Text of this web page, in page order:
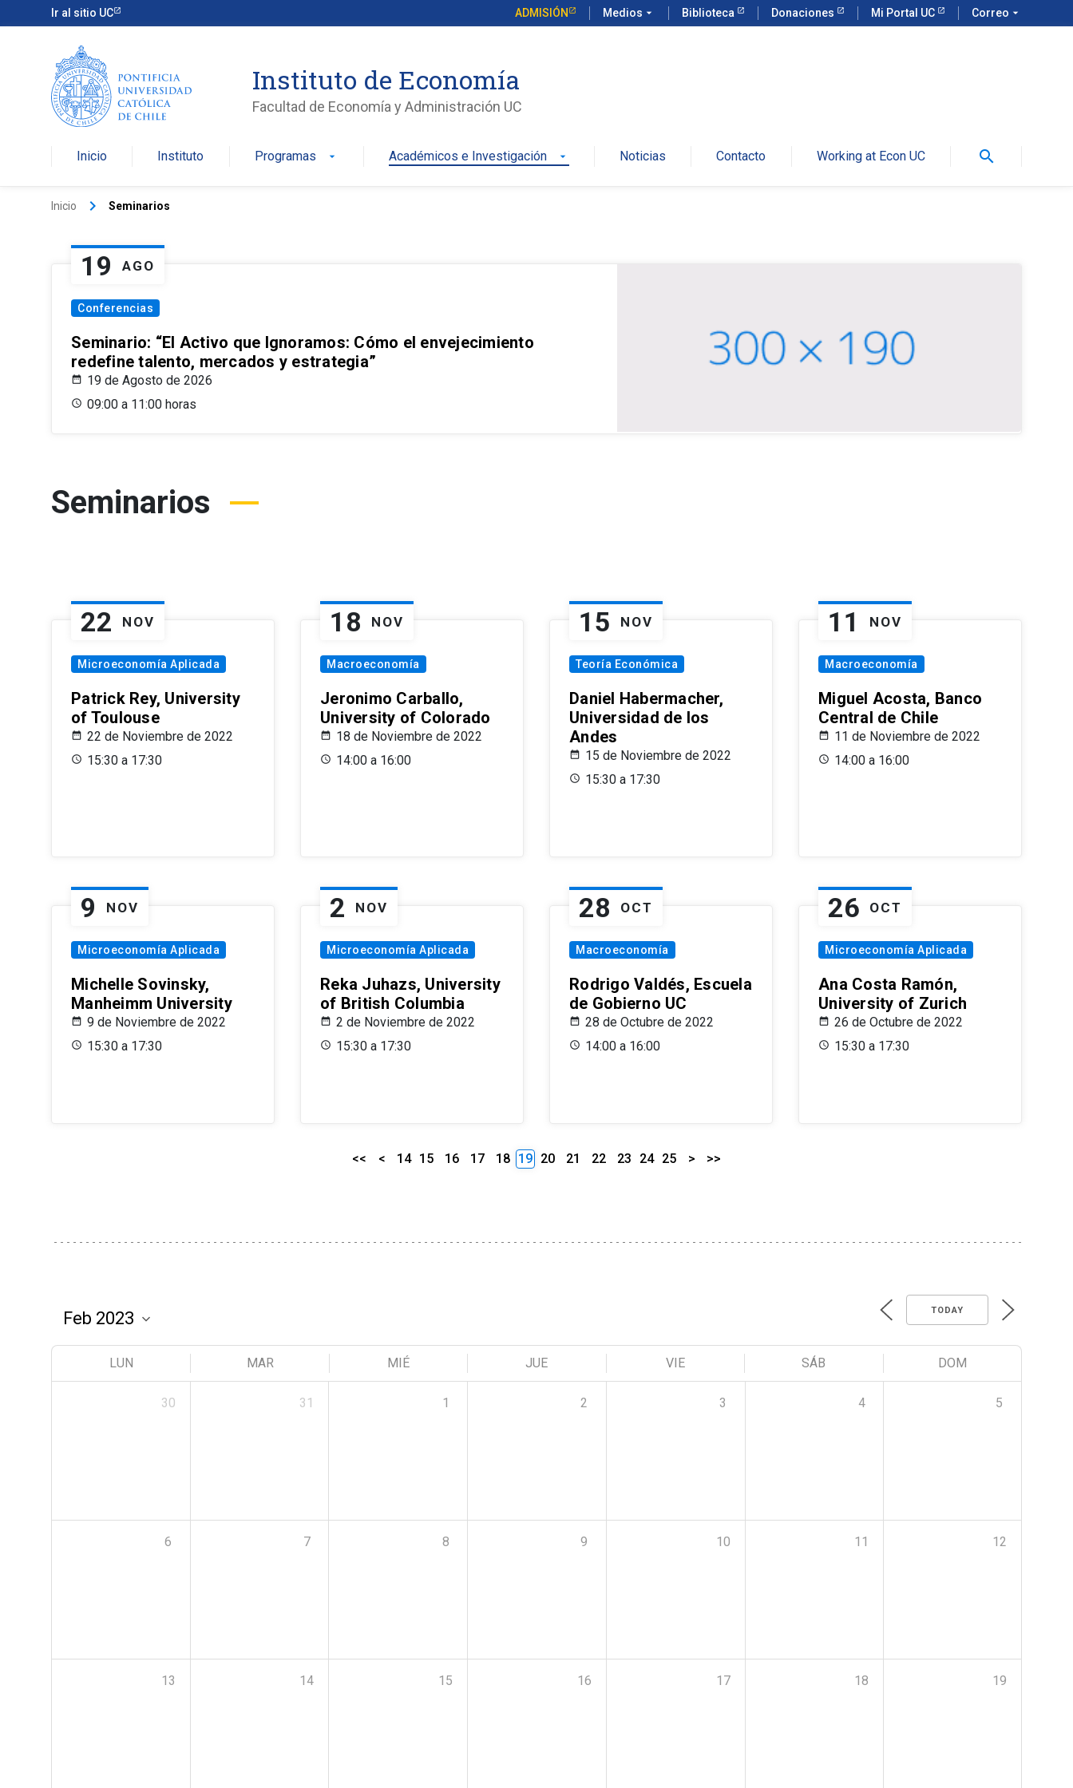
Ir al sitio UC ADMISIÓN Medios arrow_drop_down Biblioteca Donaciones Mi Portal UC Correo arrow_drop_down
Instituto de Economía
Facultad de Economía y Administración UC
Inicio Instituto Programas arrow_drop_down Académicos e Investigación arrow_drop_down Noticias Contacto Working at Econ UC search
Inicio keyboard_arrow_right Seminarios
19 AGO
Conferencias
Seminario: “El Activo que Ignoramos: Cómo el envejecimiento
redefine talento, mercados y estrategia”
19 de Agosto de 2026
09:00 a 11:00 horas
Seminarios
22 NOV
Microeconomía Aplicada
Patrick Rey, University
of Toulouse
22 de Noviembre de 2022
15:30 a 17:30
18 NOV
Macroeconomía
Jeronimo Carballo,
University of Colorado
18 de Noviembre de 2022
14:00 a 16:00
15 NOV
Teoría Económica
Daniel Habermacher,
Universidad de los
Andes
15 de Noviembre de 2022
15:30 a 17:30
11 NOV
Macroeconomía
Miguel Acosta, Banco
Central de Chile
11 de Noviembre de 2022
14:00 a 16:00
9 NOV
Microeconomía Aplicada
Michelle Sovinsky,
Manheimm University
9 de Noviembre de 2022
15:30 a 17:30
2 NOV
Microeconomía Aplicada
Reka Juhazs, University
of British Columbia
2 de Noviembre de 2022
15:30 a 17:30
28 OCT
Macroeconomía
Rodrigo Valdés, Escuela
de Gobierno UC
28 de Octubre de 2022
14:00 a 16:00
26 OCT
Microeconomía Aplicada
Ana Costa Ramón,
University of Zurich
26 de Octubre de 2022
15:30 a 17:30
<< < 14 15 16 17 18 19 20 21 22 23 24 25 > >>
TODAY
LUN MAR MIÉ JUE VIE SÁB DOM
30 31 1 2 3 4 5
6 7 8 9 10 11 12
13 14 15 16 17 18 19